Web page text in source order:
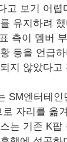
고 보기 어렵
유지하려
측이 멤버
등을 언급
지 않았다고
SM엔터테인
자리를 옮
는 기존 K팝